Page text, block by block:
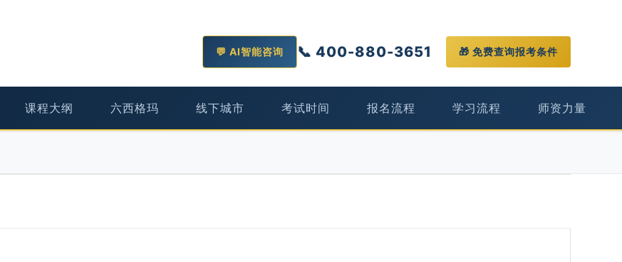
💬 AI智能咨询 📞 400-880-3651 🎁 免费查询报考条件
课程大纲 六西格玛 线下城市 考试时间 报名流程 学习流程 师资力量